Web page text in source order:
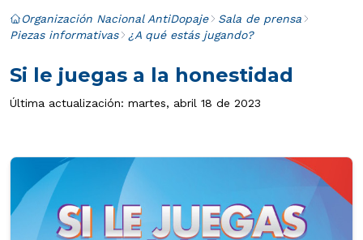
Organización Nacional AntiDopaje
Sala de prensa
Piezas informativas
¿A qué estás jugando?
Si le juegas a la honestidad
Última actualización: martes, abril 18 de 2023